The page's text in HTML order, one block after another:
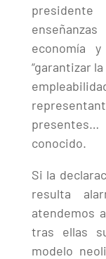
economía
“garantizar
presentes…
conocido.
Si la
resulta
atendemos
tras ellas
modelo